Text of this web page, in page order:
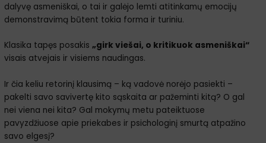
dalyvę asmeniškai, o tai ir galėjo lemti atitinkamų emocijų
demonstravimą būtent tokia forma ir turiniu.
Klasika tapęs posakis„girk viešai, o kritikuok asmeniškai“
visais atvejais ir visiems naudingas.
Ir čia keliu retorinį klausimą – ką vadovė norėjo pasiekti –
pakelti savo savivertę kito sąskaita ar pažeminti kitą? O gal
nei viena nei kita? Gal mokymų metu pateiktuose
pavyzdžiuose apie priekabes ir psichologinį smurtą atpažino
savo elgesį?